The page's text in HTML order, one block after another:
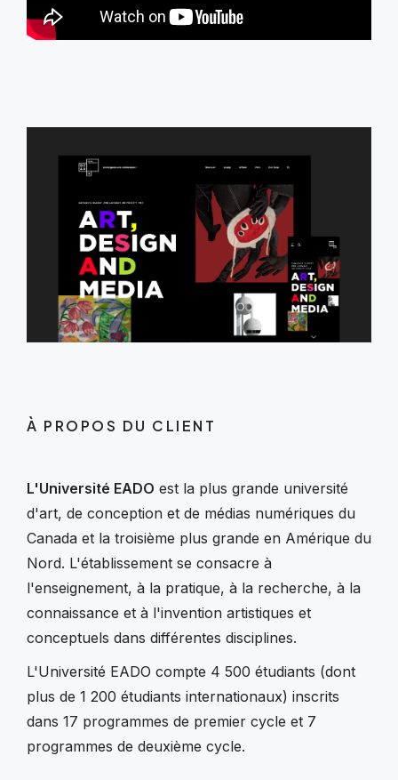
À PROPOS DU CLIENT
L'Université EADO est la plus grande université
d'art, de conception et de médias numériques du
Canada et la troisième plus grande en Amérique du
Nord. L'établissement se consacre à
l'enseignement, à la pratique, à la recherche, à la
connaissance et à l'invention artistiques et
conceptuels dans différentes disciplines.
L'Université EADO compte 4 500 étudiants (dont
plus de 1 200 étudiants internationaux) inscrits
dans 17 programmes de premier cycle et 7
programmes de deuxième cycle.